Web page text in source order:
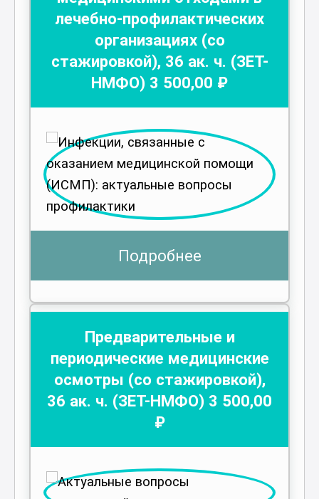
лечебно-профилактических
организациях (со
стажировкой), 36 ак. ч. (ЗЕТ-
НМФО) 3 500,00 ₽
Подробнее
Предварительные и
периодические медицинские
осмотры (со стажировкой),
36 ак. ч. (ЗЕТ-НМФО) 3 500,00
₽